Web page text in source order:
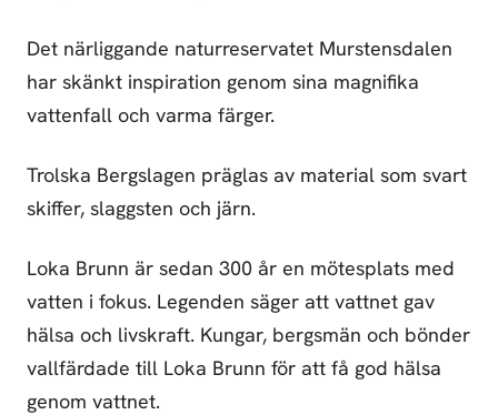
Det närliggande naturreservatet Murstensdalen
har skänkt inspiration genom sina magnifika
vattenfall och varma färger.
Trolska Bergslagen präglas av material som svart
skiffer, slaggsten och järn.
Loka Brunn är sedan 300 år en mötesplats med
vatten i fokus. Legenden säger att vattnet gav
hälsa och livskraft. Kungar, bergsmän och bönder
vallfärdade till Loka Brunn för att få god hälsa
genom vattnet.